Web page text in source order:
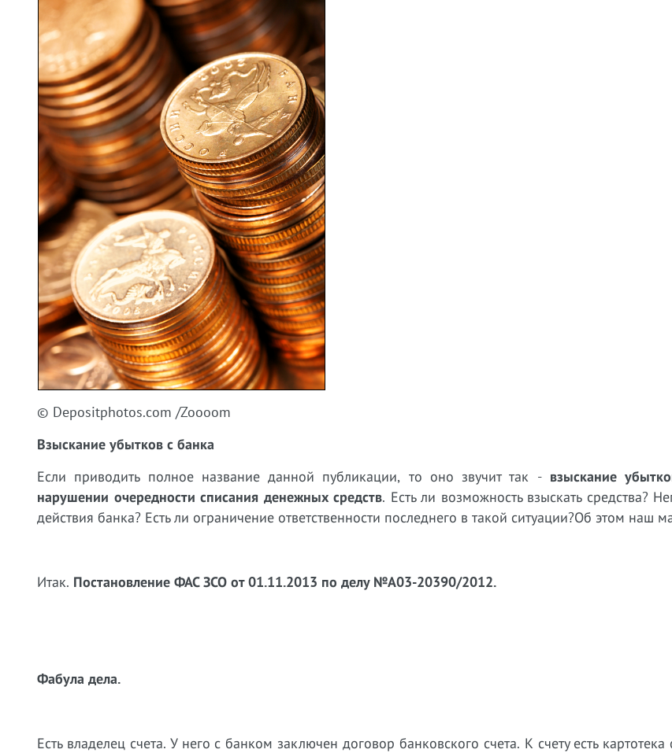
© Depositphotos.com /Zoooom
Взыскание убытков с банка
Если приводить полное название данной публикации, то оно звучит так - взыскание
нарушении очередности списания денежных средств. Есть ли возможность взыскать средства?
действия банка? Есть ли ограничение ответственности последнего в такой ситуации?Об этом наш
Итак. Постановление ФАС ЗСО от 01.11.2013 по делу №А03-20390/2012.
Фабула дела.
Есть владелец счета. У него с банком заключен договор банковского счета. К счету есть